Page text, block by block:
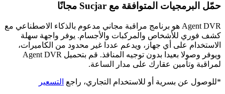
حمّل البرمجيات المتوافقة مع Sucjar مجانًا
Agent DVR هو برنامج مراقبة مجاني مدعوم بالذكاء الاصطناعي مع
كشف فوري للأشخاص والمركبات والأجسام. يوفر واجهة سهلة
الاستخدام على أي جهاز، ويدعم عددا غير محدود من الكاميرات،
ويوفر وصولا بعيدا بدون توجيه المنافذ. قم بتحميل Agent DVR
لمراقبة وتأمين عقارك على مدار الساعة.
*للوصول عن بسرية أو للاستخدام التجاري، راجع التسعير